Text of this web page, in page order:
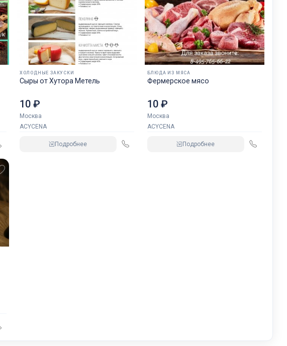
ХОЛОДНЫЕ ЗАКУСКИ
Сыры от Хутора Метель
10 ₽
Москва
ACYCENA
Подробнее
БЛЮДА ИЗ МЯСА
Фермерское мясо
10 ₽
Москва
ACYCENA
Подробнее